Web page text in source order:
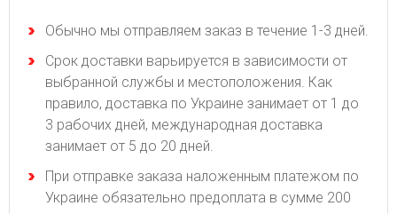
Обычно мы отправляем заказ в течение 1-3 дней.
Срок доставки варьируется в зависимости от
выбранной службы и местоположения. Как
правило, доставка по Украине занимает от 1 до
3 рабочих дней, международная доставка
занимает от 5 до 20 дней.
При отправке заказа наложенным платежом по
Украине обязательно предоплата в сумме 200